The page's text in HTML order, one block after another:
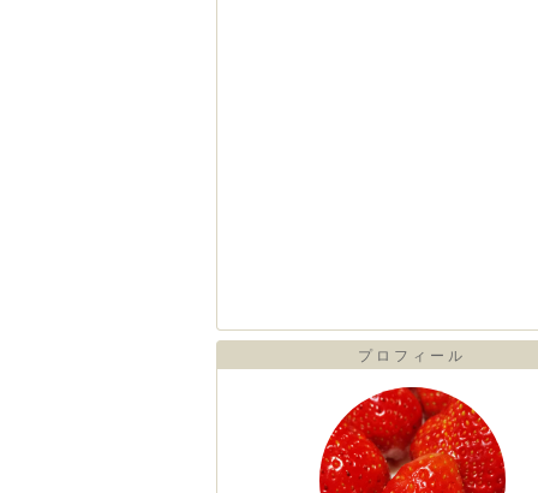
プロフィール